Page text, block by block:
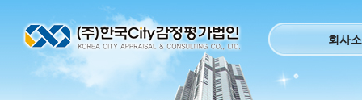
회사